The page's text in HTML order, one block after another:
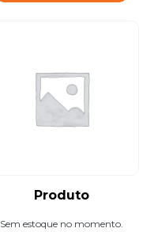
Produto
Sem estoque no momento.